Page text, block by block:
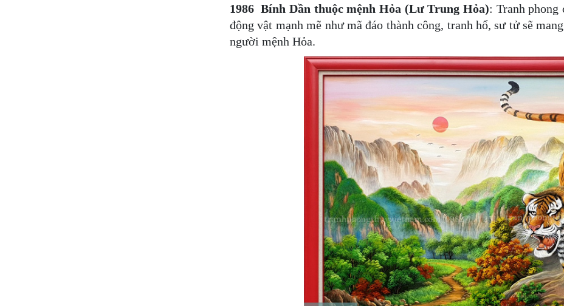
1986 Bính Dần thuộcmệnh Hỏa (Lư Trung Hỏa): Tranh phong
động vật mạnh mẽ như mã đáo thành công, tranh hổ, sư tử sẽ
người mệnh Hỏa.